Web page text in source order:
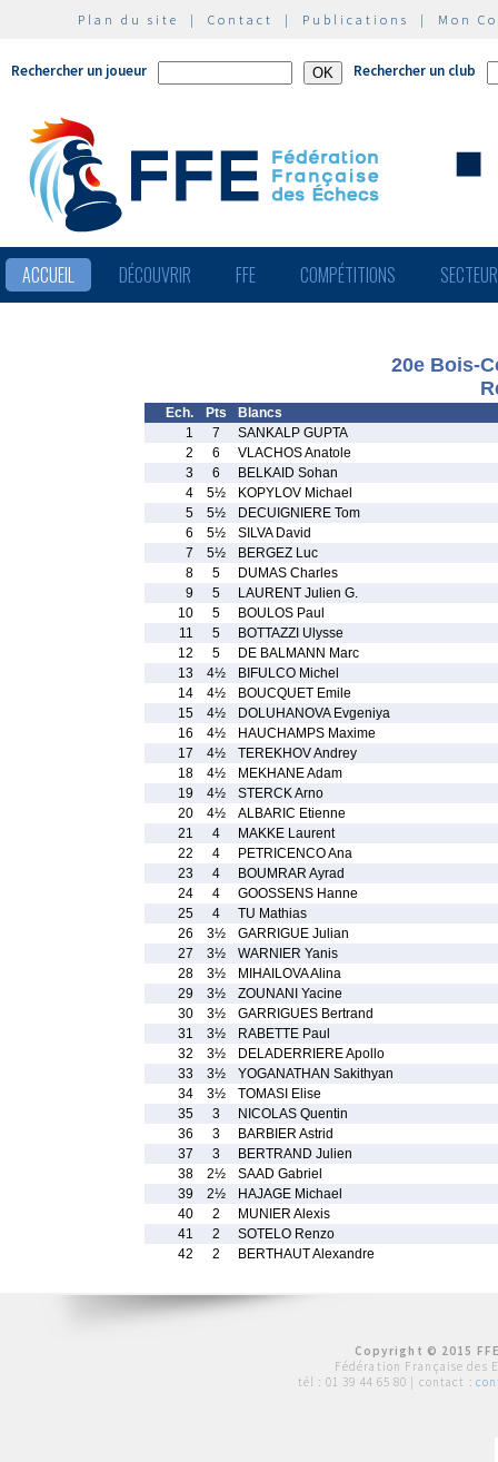
Plan du site | Contact | Publications | Mon
Rechercher un joueur Rechercher un club
ACCUEIL DÉCOUVRIR FFE COMPÉTITIONS
20e Bois-
Ech. Pts
Blancs
1
7
SANKALP GUPTA
2
6
VLACHOS Anatole
3
6
BELKAID Sohan
4
5½
KOPYLOV Michael
5
5½
DECUIGNIERE Tom
6
5½
SILVA David
7
5½
BERGEZ Luc
8
5
DUMAS Charles
9
5
LAURENT Julien G.
10
5
BOULOS Paul
11
5
BOTTAZZI Ulysse
12
5
DE BALMANN Marc
13
4½
BIFULCO Michel
14
4½
BOUCQUET Emile
15
4½
DOLUHANOVA Evgeniya
16
4½
HAUCHAMPS Maxime
17
4½
TEREKHOV Andrey
18
4½
MEKHANE Adam
19
4½
STERCK Arno
20
4½
ALBARIC Etienne
21
4
MAKKE Laurent
22
4
PETRICENCO Ana
23
4
BOUMRAR Ayrad
24
4
GOOSSENS Hanne
25
4
TU Mathias
26
3½
GARRIGUE Julian
27
3½
WARNIER Yanis
28
3½
MIHAILOVA Alina
29
3½
ZOUNANI Yacine
30
3½
GARRIGUES Bertrand
31
3½
RABETTE Paul
32
3½
DELADERRIERE Apollo
33
3½
YOGANATHAN Sakithyan
34
3½
TOMASI Elise
35
3
NICOLAS Quentin
36
3
BARBIER Astrid
37
3
BERTRAND Julien
38
2½
SAAD Gabriel
39
2½
HAJAGE Michael
40
2
MUNIER Alexis
41
2
SOTELO Renzo
42
2 BERTHAUT Alexandre
Copyright © 2015
Fédération Française des
tél : 01 39 44 65 80 | contact :